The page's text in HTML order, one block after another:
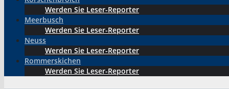
Werden Sie Leser-Reporter
Meerbusch
Werden Sie Leser-Reporter
Neuss
Werden Sie Leser-Reporter
Rommerskichen
Werden Sie Leser-Reporter